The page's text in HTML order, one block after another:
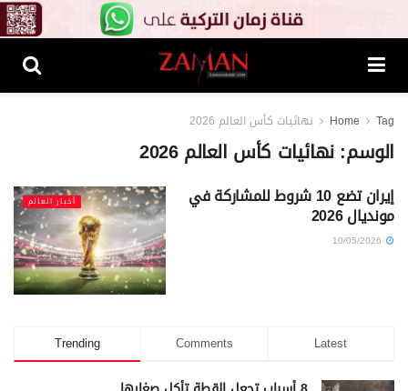
Home Tag نهائيات كأس العالم 2026
الوسم:نهائيات كأس العالم 2026
أخبار العالم إيران تضع 10 شروط للمشاركة في
مونديال 2026
Trending Comments Latest